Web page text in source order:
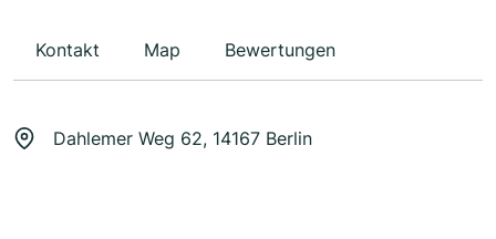
Kontakt Map Bewertungen
Dahlemer Weg 62, 14167 Berlin